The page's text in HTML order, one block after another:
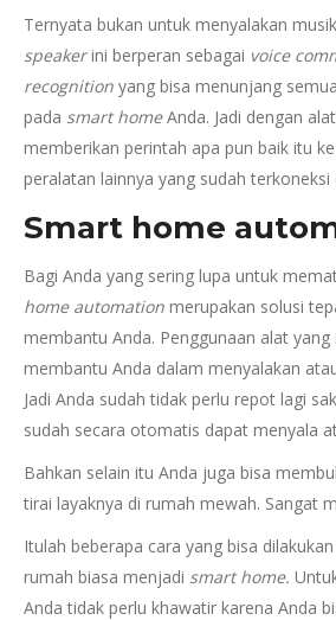
Ternyata bukan untuk menyalakan
speakerini berperan sebagai voice
recognition yang bisa menunjang
pada smart homeAnda. Jadi dengan
memberikan perintah apa pun baik itu ke
peralatan lainnya yang sudah terkoneksi
Smart home
Bagi Anda yang sering lupa untuk
home automation merupakan solusi
membantu Anda. Penggunaan alat yang
membantu Anda dalam menyalakan
Jadi Anda sudah tidak perlu repot lagi
sudah secara otomatis dapat menyala
Bahkan selain itu Anda juga bisa
tirai layaknya di rumah mewah. Sangat
Itulah beberapa cara yang bisa
rumah biasa menjadi smart home.
Anda tidak perlu khawatir karena Anda